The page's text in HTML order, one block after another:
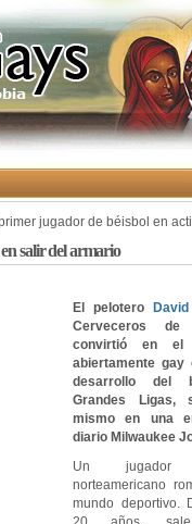
jugador de béisbol en
salir del armario
El pelotero
Cerveceros de
convirtió en el
abiertamente
desarrollo del
Grandes Ligas,
mismo en una
diario Milwaukee
Un jugador
norteamericano
mundo deportivo.